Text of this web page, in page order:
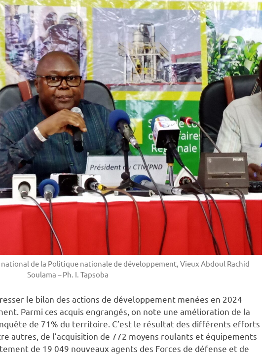
de la Politique nationale de développement, Vieux Abdoul Rachid
Soulama – Ph. I. Tapsoba
le bilan des actions de développement menées en 2024
Parmi ces acquis engrangés, on note une amélioration de la
de 71% du territoire. C’est le résultat des différents efforts
autres, de l’acquisition de 772 moyens roulants et équipements
de 19 049 nouveaux agents des Forces de défense et de